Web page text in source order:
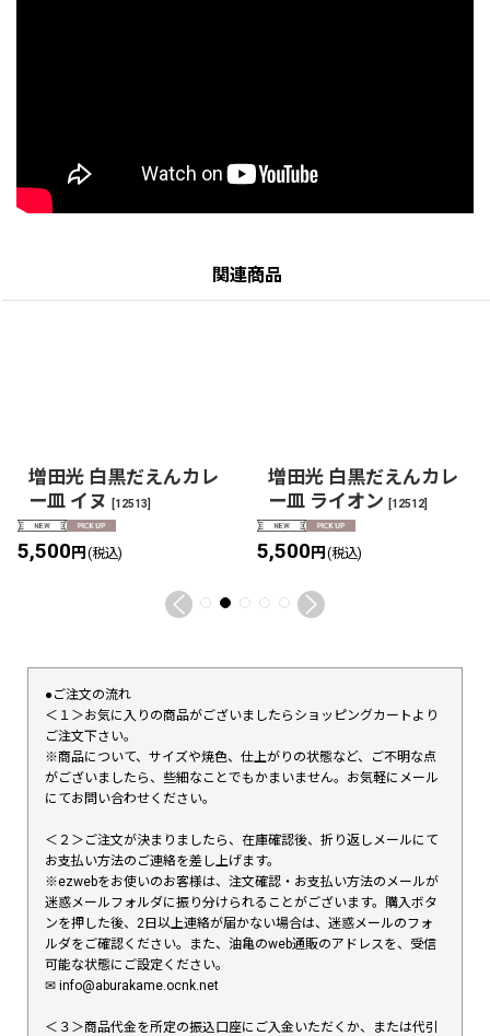
関連商品
増田光 白黒だえんカレ
ー皿 イヌ
[12513]
5,500円 (税込)
増田光 白黒だえんカレ
ー皿 ライオン [12512]
5,500円 (税込)
●ご注文の流れ
＜１＞お気に入りの商品がございましたらショッピングカートより
ご注文下さい。
※商品について、サイズや焼色、仕上がりの状態など、ご不明な点
がございましたら、些細なことでもかまいません。お気軽にメール
にてお問い合わせください。
＜２＞ご注文が決まりましたら、在庫確認後、折り返しメールにて
お支払い方法のご連絡を差し上げます。
※ezwebをお使いのお客様は、注文確認・お支払い方法のメールが
迷惑メールフォルダに振り分けられることがございます。購入ボタ
ンを押した後、2日以上連絡が届かない場合は、迷惑メールのフォ
ルダをご確認ください。また、油亀のweb通販のアドレスを、受信
可能な状態にご設定ください。
✉︎ info@aburakame.ocnk.net
＜３＞商品代金を所定の振込口座にご入金いただくか、または代引